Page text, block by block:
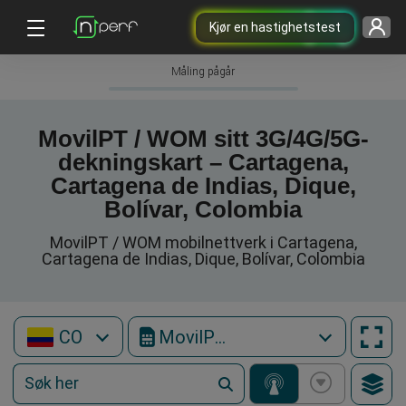
Kjør en hastighetstest
Måling pågår
MovilPT / WOM sitt 3G/4G/5G-
dekningskart – Cartagena,
Cartagena de Indias, Dique,
Bolívar, Colombia
MovilPT / WOM mobilnettverk i Cartagena,
Cartagena de Indias, Dique, Bolívar, Colombia
CO MovilPT / WOM